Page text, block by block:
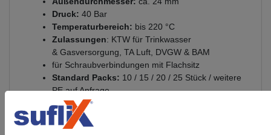
Druck: 40 Bar
Temperaturbereich: bis 220 °C
Zulassungen: KTW für Trinkwasser
& Gasversorgung, TA Luft, DVGW & BAM
für Schraubverbindungen mit Flachsitz
Standard Packs: 10 / 15 / 20 / 25 Stück / weitere
PE auf Anfrage